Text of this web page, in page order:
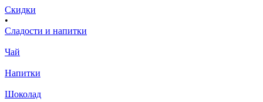
Скидки
•
Сладости и напитки
Чай
Напитки
Шоколад